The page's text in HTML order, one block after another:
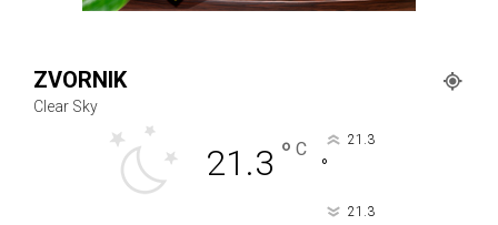
ZVORNIK
Clear Sky
21.3 ° C 21.3
°
21.3